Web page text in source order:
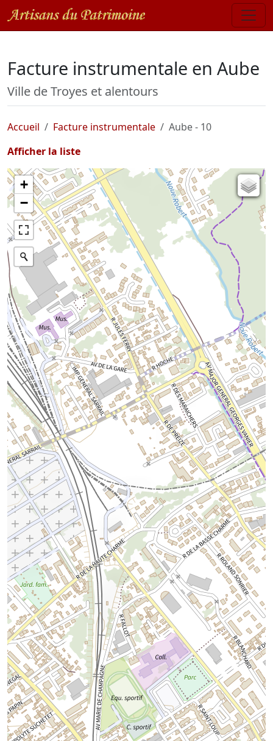
Facture instrumentale en Aube
Ville de Troyes et alentours
Accueil Facture instrumentale
Aube - 10
Afficher la liste
+
−
Parcellaire cadastral
Plan IGN